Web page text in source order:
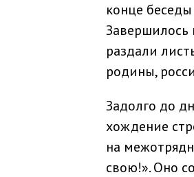
конце
Завершилось
раздали
родины,
Задолго до
хождение
на
свою!». Оно